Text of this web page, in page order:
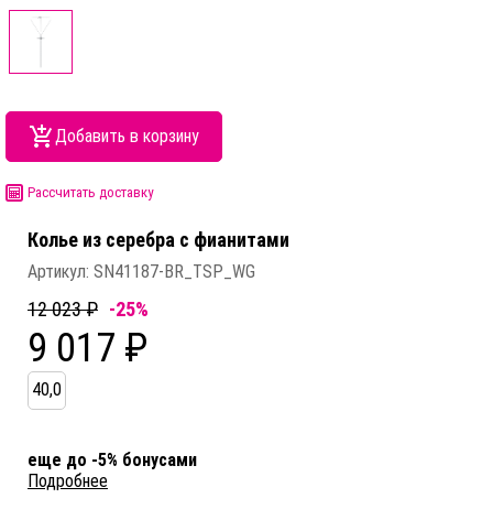
Добавить в корзину
Рассчитать доставку
Колье из серебра c фианитами
Артикул: SN41187-BR_TSP_WG
12 023 ₽ -25%
9 017 ₽
40,0
еще до -5% бонусами
Подробнее